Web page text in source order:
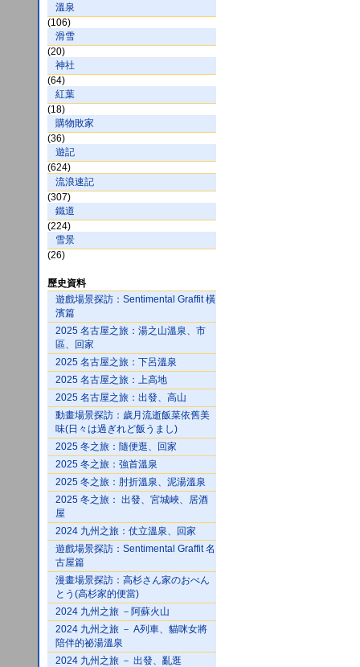
溫泉
(106)
滑雪
(20)
神社
(64)
紅葉
(18)
購物敗家
(36)
遊記
(624)
流浪速記
(307)
鐵道
(224)
雪景
(26)
歷史資料
遊戲場景探訪：Sentimental Graffit 橫
濱篇
2025 名古屋之旅：湯之山溫泉、市
區、回家
2025 名古屋之旅：下呂溫泉
2025 名古屋之旅：上高地
2025 名古屋之旅：出發、高山
動畫場景探訪：歲月流逝飯菜依舊美
味(日々は過ぎれど飯うまし)
2025 冬之旅：隨便逛、回家
2025 冬之旅：強首溫泉
2025 冬之旅：肘折溫泉、泥湯溫泉
2025 冬之旅： 出發、宮城峽、居酒
屋
2024 九州之旅：仗立溫泉、回家
遊戲場景探訪：Sentimental Graffit 名
古屋篇
漫畫場景探訪：高杉さん家のおべん
とう(高杉家的便當)
2024 九州之旅 －阿蘇火山
2024 九州之旅 － A列車、貓咪女將
陪伴的祕湯溫泉
2024 九州之旅 － 出發、亂逛